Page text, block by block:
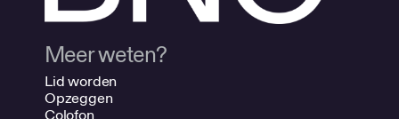
Meer weten?
Lid worden
Opzeggen
Colofon